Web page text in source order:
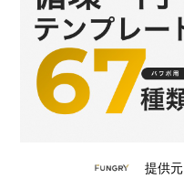
提供